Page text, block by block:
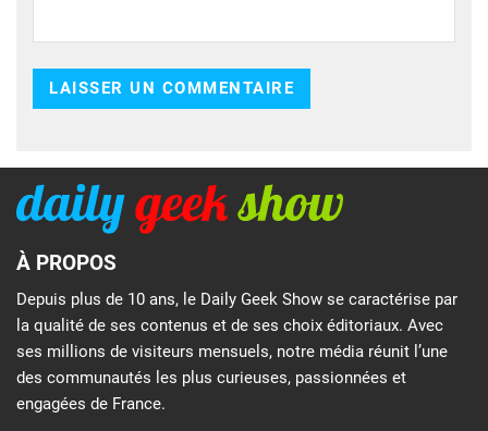
À PROPOS
Depuis plus de 10 ans, le Daily Geek Show se caractérise par
la qualité de ses contenus et de ses choix éditoriaux. Avec
ses millions de visiteurs mensuels, notre média réunit l’une
des communautés les plus curieuses, passionnées et
engagées de France.